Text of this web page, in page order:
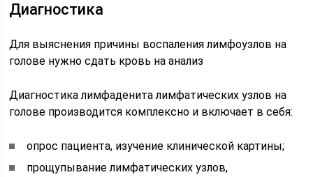
Диагностика
Для выяснения причины воспаления лимфоузлов на
голове нужно сдать кровь на анализ
Диагностика лимфаденита лимфатических узлов на
голове производится комплексно и включает в себя:
опрос пациента, изучение клинической картины;
прощупывание лимфатических узлов,